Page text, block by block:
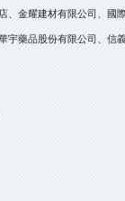
、金耀建材有限公司、國
藥品股份有限公司、信